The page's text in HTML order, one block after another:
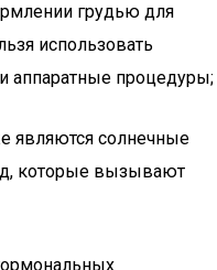
грудью для
использовать
аппаратные процедуры;
являются солнечные
которые вызывают